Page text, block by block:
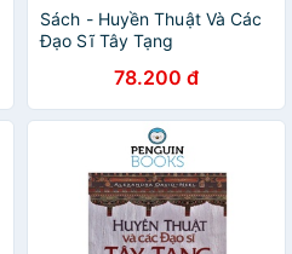
Sách - Huyền Thuật Và Các
Đạo Sĩ Tây Tạng
78.200 đ